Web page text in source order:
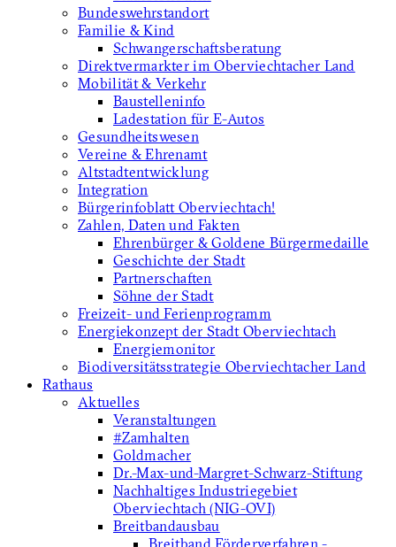
Bundeswehrstandort
Familie & Kind
Schwangerschaftsberatung
Direktvermarkter im Oberviechtacher Land
Mobilität & Verkehr
Baustelleninfo
Ladestation für E-Autos
Gesundheitswesen
Vereine & Ehrenamt
Altstadtentwicklung
Integration
Bürgerinfoblatt Oberviechtach!
Zahlen, Daten und Fakten
Ehrenbürger & Goldene Bürgermedaille
Geschichte der Stadt
Partnerschaften
Söhne der Stadt
Freizeit- und Ferienprogramm
Energiekonzept der Stadt Oberviechtach
Energiemonitor
Biodiversitätsstrategie Oberviechtacher Land
Rathaus
Aktuelles
Veranstaltungen
#Zamhalten
Goldmacher
Dr.-Max-und-Margret-Schwarz-Stiftung
Nachhaltiges Industriegebiet
Oberviechtach (NIG-OVI)
Breitbandausbau
Breitband Förderverfahren -